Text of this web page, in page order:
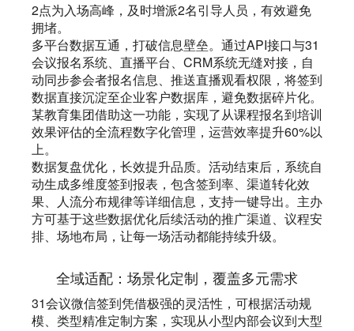
2点为入场高峰，及时增派2名引导人员，有效避免
拥堵。
多平台数据互通，打破信息壁垒。通过API接口与31
会议报名系统、直播平台、CRM系统无缝对接，自
动同步参会者报名信息、推送直播观看权限，将签到
数据直接沉淀至企业客户数据库，避免数据碎片化。
某教育集团借助这一功能，实现了从课程报名到培训
效果评估的全流程数字化管理，运营效率提升60%以
上。
数据复盘优化，长效提升品质。活动结束后，系统自
动生成多维度签到报表，包含签到率、渠道转化效
果、人流分布规律等详细信息，支持一键导出。主办
方可基于这些数据优化后续活动的推广渠道、议程安
排、场地布局，让每一场活动都能持续升级。
全域适配：场景化定制，覆盖多元需求
31会议微信签到凭借极强的灵活性，可根据活动规
模、类型精准定制方案，实现从小型内部会议到大型